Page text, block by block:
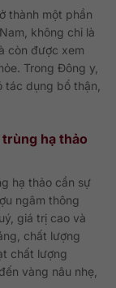
thành một phần
không chỉ là
còn được xem
Trong Đông y,
tác dụng bổ thận,
hạ thảo
hạ thảo cần sự
ngâm thông
giá trị cao và
chất lượng
chất lượng
vàng nâu nhẹ,